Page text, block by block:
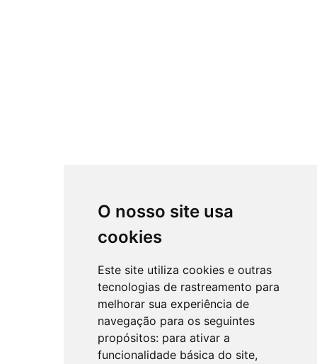
O nosso site usa
cookies
Este site utiliza cookies e outras
tecnologias de rastreamento para
melhorar sua experiência de
navegação para os seguintes
propósitos: para ativar a
funcionalidade básica do site,